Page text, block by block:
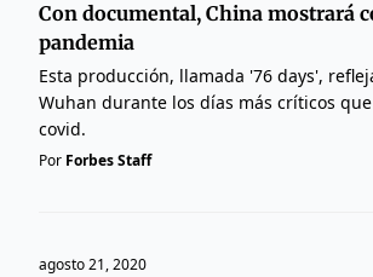
Con documental, China mostrará
pandemia
Esta producción, llamada '76 days',
Wuhan durante los días más críticos
covid.
Por Forbes Staff
agosto 21, 2020